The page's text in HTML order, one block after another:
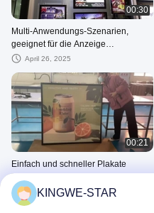
00:30
Multi-Anwendungs-Szenarien,
geeignet für die Anzeige
verschiedener Szenarien.
April 26, 2025
00:21
Einfach und schneller Plakate
ersetzen.
April 26, 2025
KINGWE-STAR